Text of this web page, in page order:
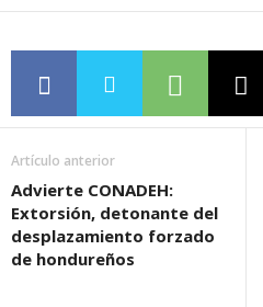
Artículo anterior
Advierte CONADEH:
Extorsión, detonante del
desplazamiento forzado
de hondureños